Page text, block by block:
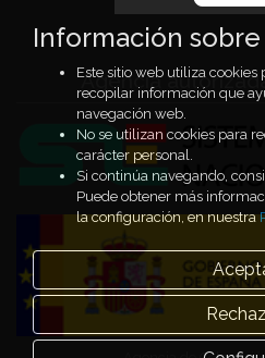
Agencia
Información
Este sitio web utiliza cookies
recopilar información que
navegación web.
No se utilizan cookies para
carácter personal.
Si continúa navegando,
Puede obtener más
la configuración, en nuestra